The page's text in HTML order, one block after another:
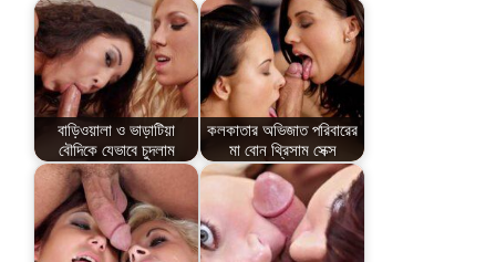
বাড়িওয়ালা ও ভাড়াটিয়া
বৌদিকে যেভাবে চুদলাম
কলকাতার অভিজাত পরিবারের
মা বোন থ্রিসাম সেক্স